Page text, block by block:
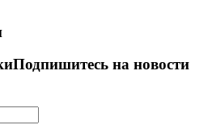
Подпишитесь на новости